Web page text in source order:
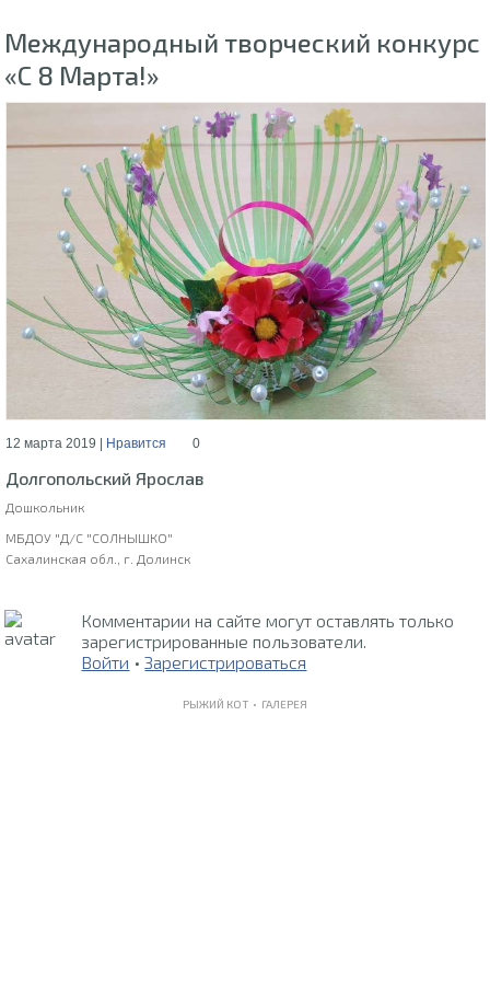
Международный творческий конкурс
«С 8 Марта!»
12 марта 2019 | Нравится 0
Долгопольский Ярослав
Дошкольник
МБДОУ "Д/С "СОЛНЫШКО"
Сахалинская обл., г. Долинск
Комментарии на сайте могут оставлять только
зарегистрированные пользователи.
Войти •Зарегистрироваться
РЫЖИЙ КОТ • ГАЛЕРЕЯ